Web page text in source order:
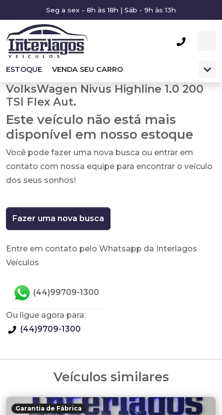
Seg a sex - 8h às 18h | Sáb - 9h às 13h
ESTOQUE VENDA SEU CARRO
VolksWagen Nivus Highline 1.0 200
TSI Flex Aut.
Este veículo não está mais
disponível em nosso estoque
Você pode fazer uma nova busca ou entrar em
contato com nossa equipe para encontrar o veículo
dos seus sonhos!
Fazer uma nova busca
Entre em contato pelo Whatsapp da Interlagos
Veículos
(44)99709-1300
Ou ligue agora para:
(44)9709-1300
Veículos similares
Garantia de Fábrica